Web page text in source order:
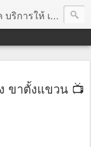
ออส วีดีโอวอล และอุปกรณ์อื่น ๆ บริการให้เช่าเป็น รายวัน
ขาตั้งแขวน 📺